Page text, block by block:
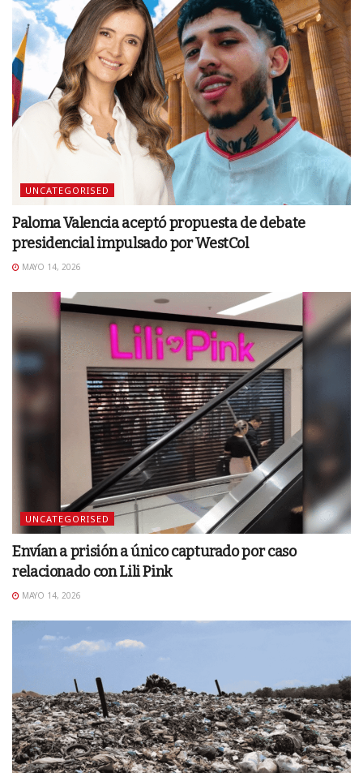
UNCATEGORISED
Paloma Valencia aceptó propuesta de debate
presidencial impulsado por WestCol
MAYO 14, 2026
UNCATEGORISED
Envían a prisión a único capturado por caso
relacionado con Lili Pink
MAYO 14, 2026